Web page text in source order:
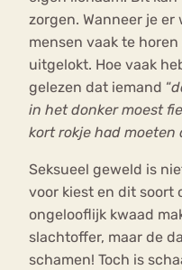
zorgen. Wanneer je
mensen vaak te
uitgelokt. Hoe vaak
gelezen dat iemand “
in het donker moest
kort rokje had moeten
Seksueel geweld is
voor kiest en dit soort
ongelooflijk kwaad
slachtoffer, maar de
schamen! Toch is